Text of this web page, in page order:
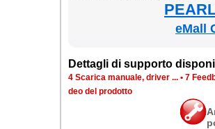
eMall
Det­ta­gli di sup­por­to
4 Sca­ri­ca ma­nua­le, dri­ver ... • 7
deo del pro­dot­to